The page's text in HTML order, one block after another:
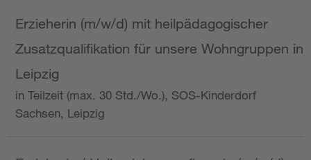
Erzieherin (m/w/d) mit heilpädagogischer
Zusatzqualifikation für unsere Wohngruppen in
Leipzig
in Teilzeit (max. 30 Std./Wo.), SOS-Kinderdorf
Sachsen, Leipzig